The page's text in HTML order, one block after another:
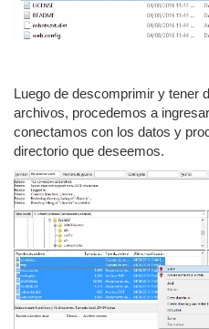
Luego de descomprimir y tener
archivos, procedemos a
conectamos con los datos y
directorio que deseemos.